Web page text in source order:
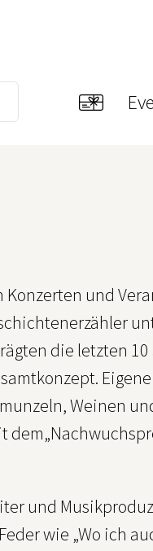
Konzerten und
die letzten
Weinen
und
wie „Wo ich